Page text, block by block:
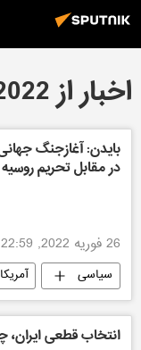
اخبار از 26.02.2022
بایدن: آغازجنگ
در مقابل تحریم
26 فوریه 2022, 22:59
سیاسی آمریکا
انتخاب قطعی